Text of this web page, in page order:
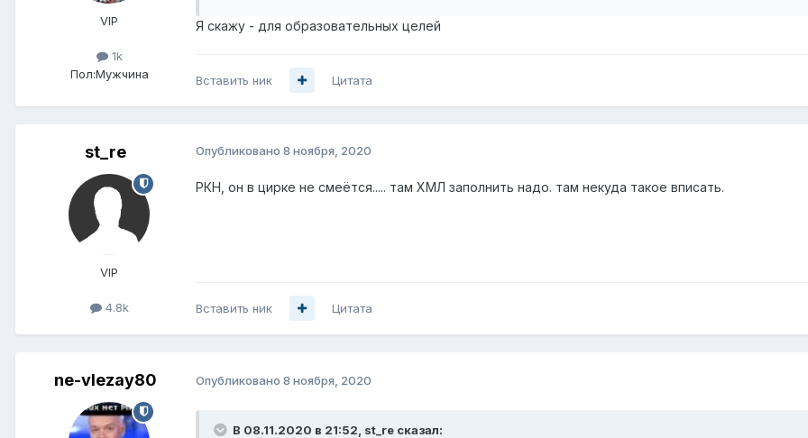
VIP
1k
Пол:Мужчина
Я скажу - для образовательных целей
Вставить ник Цитата
st_re
VIP
4.8k
Опубликовано 8 ноября, 2020
РКН, он в цирке не смеётся..... там ХМЛ заполнить надо. там некуда такое вписать.
Вставить ник Цитата
ne-vlezay80 Опубликовано 8 ноября, 2020
В 08.11.2020 в 21:52, st_re сказал: